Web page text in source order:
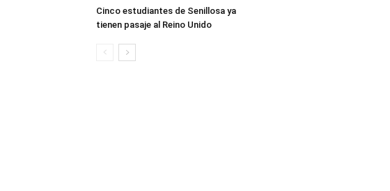
Cinco estudiantes de Senillosa ya
tienen pasaje al Reino Unido